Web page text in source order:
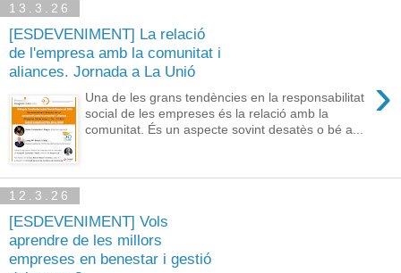
13.3.26
[ESDEVENIMENT] La relació
de l'empresa amb la comunitat i
aliances. Jornada a La Unió
›
Una de les grans tendències en la responsabilitat
social de les empreses és la relació amb la
comunitat. És un aspecte sovint desatès o bé a...
12.3.26
[ESDEVENIMENT] Vols
aprendre de les millors
empreses en benestar i gestió